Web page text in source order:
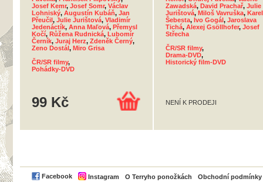
Josef Kemr, Josef Somr, Václav
Lohniský, Augustín Kubáň, Jan
Přeučil, Julie Jurištová, Vladimír
Jedenáctík, Anna Maľová, Přemysl
Kočí, Růžena Rudnická, Lubomír
Černík, Juraj Herz, Zdeněk Černý,
Zeno Dostál, Miro Grisa
ČR/SR filmy,
Pohádky-DVD
99 Kč
Zawadská, David Prachař, Julie
Jurištová, Miloš Vavruška, Karel
Šebesta, Ivo Gogál, Jaroslava
Tichá, Alexej Gsöllhofer, Josef
Střecha
ČR/SR filmy,
Drama-DVD,
Historický film-DVD
NENÍ K PRODEJI
Facebook Instagram O Terryho ponožkách Obchodní podmínky
PayPal